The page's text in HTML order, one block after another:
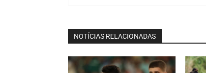
NOTÍCIAS RELACIONADAS